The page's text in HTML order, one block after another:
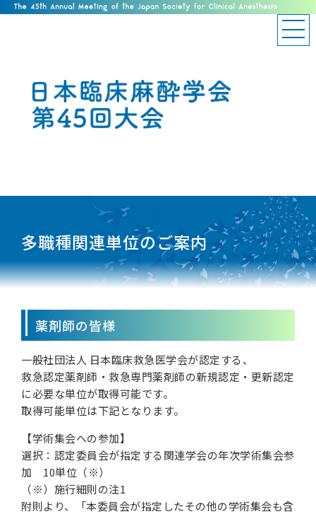
多職種関連単位のご案内
薬剤師の皆様
一般社団法人 日本臨床救急医学会が認定する、
救急認定薬剤師・救急専門薬剤師の新規認定・更新認定
に必要な単位が取得可能です。
取得可能単位は下記となります。
【学術集会への参加】
選択：認定委員会が指定する関連学会の年次学術集会参
加 10単位（※）
（※）施行細則の注1
附則より、「本委員会が指定したその他の学術集会も含